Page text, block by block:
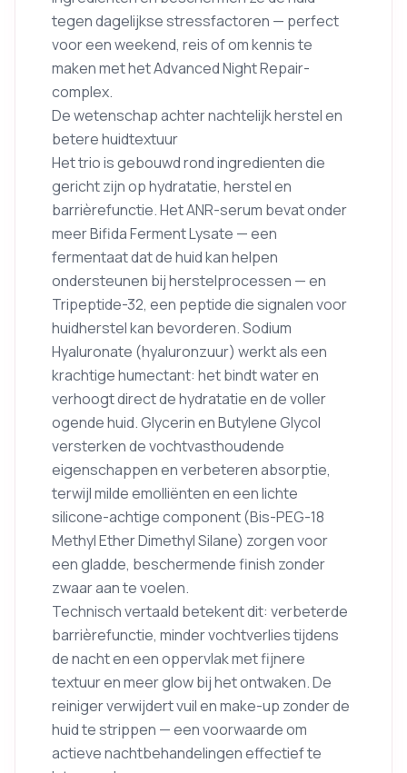
tegen dagelijkse stressfactoren — perfect
voor een weekend, reis of om kennis te
maken met het Advanced Night Repair-
complex.
De wetenschap achter nachtelijk herstel en
betere huidtextuur
Het trio is gebouwd rond ingredienten die
gericht zijn op hydratatie, herstel en
barrièrefunctie. Het ANR-serum bevat onder
meer Bifida Ferment Lysate — een
fermentaat dat de huid kan helpen
ondersteunen bij herstelprocessen — en
Tripeptide-32, een peptide die signalen voor
huidherstel kan bevorderen. Sodium
Hyaluronate (hyaluronzuur) werkt als een
krachtige humectant: het bindt water en
verhoogt direct de hydratatie en de voller
ogende huid. Glycerin en Butylene Glycol
versterken de vochtvasthoudende
eigenschappen en verbeteren absorptie,
terwijl milde emolliënten en een lichte
silicone-achtige component (Bis-PEG-18
Methyl Ether Dimethyl Silane) zorgen voor
een gladde, beschermende finish zonder
zwaar aan te voelen.
Technisch vertaald betekent dit: verbeterde
barrièrefunctie, minder vochtverlies tijdens
de nacht en een oppervlak met fijnere
textuur en meer glow bij het ontwaken. De
reiniger verwijdert vuil en make-up zonder de
huid te strippen — een voorwaarde om
actieve nachtbehandelingen effectief te